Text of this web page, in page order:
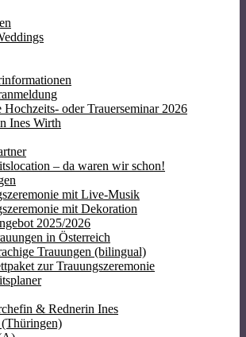
Hochzeits- oder Trauerseminar 2026
Ines Wirth
– da waren wir schon!
mit Live-Musik
mit Dekoration
2025/2026
in Österreich
Trauungen (bilingual)
zur Trauungszeremonie
& Rednerin Ines